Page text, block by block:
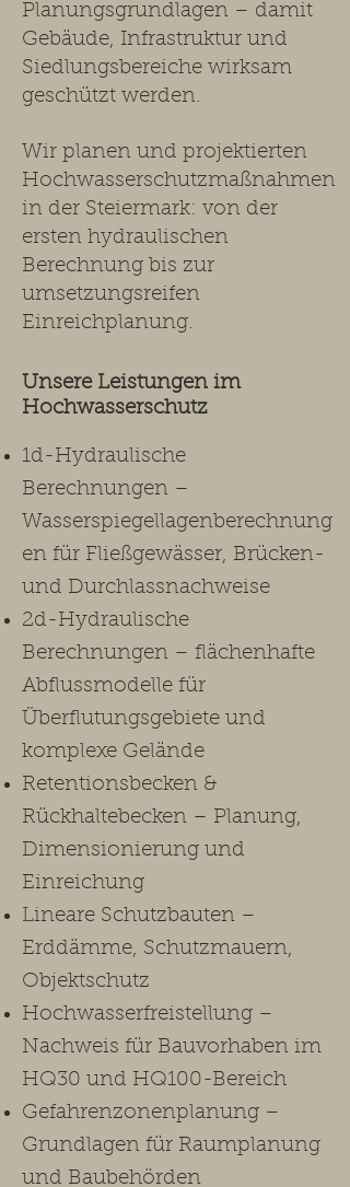
Planungsgrundlagen – damit
Gebäude, Infrastruktur und
Siedlungsbereiche wirksam
geschützt werden.
Wir planen und projektierten
Hochwasserschutzmaßnahmen
in der Steiermark: von der
ersten hydraulischen
Berechnung bis zur
umsetzungsreifen
Einreichplanung.​
Unsere Leistungen im
Hochwasserschutz ​
1d-Hydraulische
Berechnungen –
Wasserspiegellagenberechnung
en für Fließgewässer, Brücken-
und Durchlassnachweise
2d-Hydraulische
Berechnungen – flächenhafte
Abflussmodelle für
Überflutungsgebiete und
komplexe Gelände
Retentionsbecken &
Rückhaltebecken – Planung,
Dimensionierung und
Einreichung
Lineare Schutzbauten –
Erddämme, Schutzmauern,
Objektschutz
Hochwasserfreistellung –
Nachweis für Bauvorhaben im
HQ30 und HQ100-Bereich
Gefahrenzonenplanung –
Grundlagen für Raumplanung
und Baubehörden